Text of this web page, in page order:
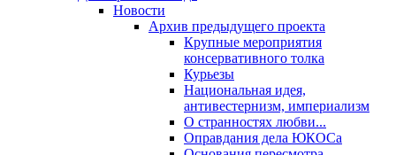
Новости
Архив предыдущего проекта
Крупные мероприятия
консервативного толка
Курьезы
Национальная идея,
антивестернизм, империализм
О странностях любви...
Оправдания дела ЮКОСа